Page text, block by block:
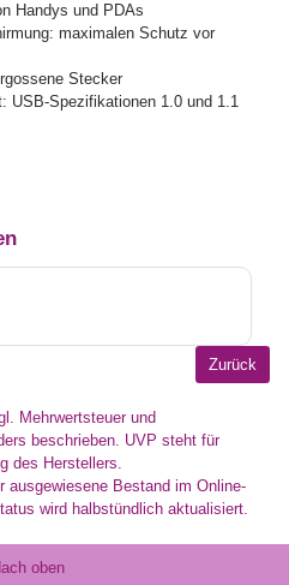
Handys und PDAs
maximalen Schutz vor
Stecker
USB-Spezifikationen 1.0 und 1.1
Mehrwertsteuer und
beschrieben. UVP steht für
des Herstellers.
ausgewiesene Bestand im Online-
wird halbstündlich aktualisiert.
oben